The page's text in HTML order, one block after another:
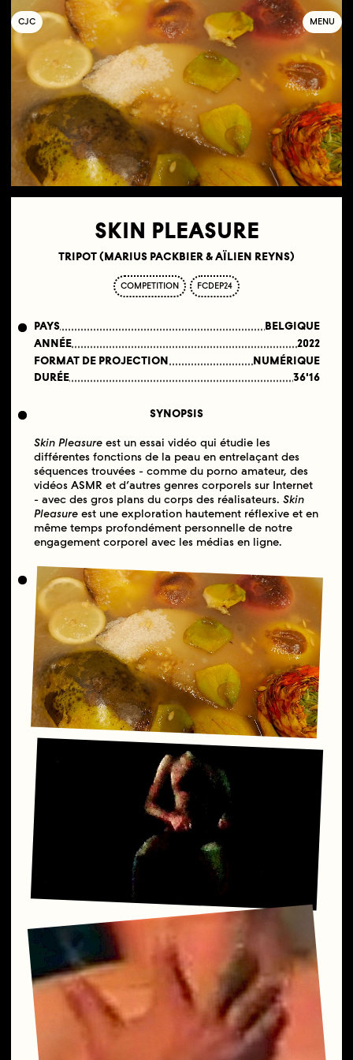
COLLECTIF
JEUNE
C INÉMA MENU
SKIN PLEASURE
TRIPOT (MARIUS PACKBIER & AÏLIEN REYNS)
COMPETITION FCDEP24
PAYS
BELGIQUE
ANNÉE
2022
FORMAT DE PROJECTION
NUMÉRIQUE
DURÉE
36'16
SYNOPSIS
Skin Pleasureest un essai vidéo qui étudie les
différentes fonctions de la peau en entrelaçant des
séquences trouvées - comme du porno amateur, des
vidéos ASMR et d’autres genres corporels sur Internet
- avec des gros plans du corps des réalisateurs. Skin
Pleasureest une exploration hautement réflexive et en
même temps profondément personnelle de notre
engagement corporel avec les médias en ligne.